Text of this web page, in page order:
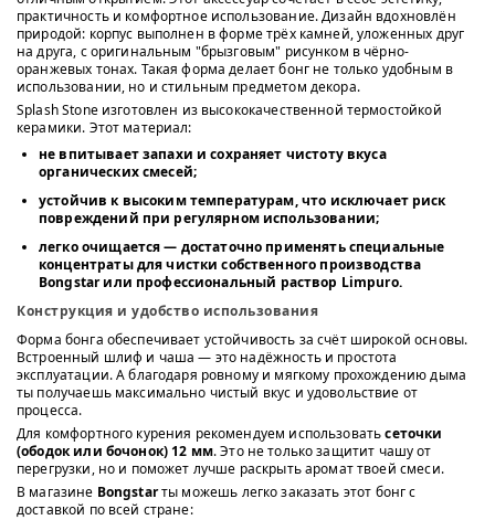
практичность и комфортное использование. Дизайн вдохновлён
природой: корпус выполнен в форме трёх камней, уложенных друг
на друга, с оригинальным "брызговым" рисунком в чёрно-
оранжевых тонах. Такая форма делает бонг не только удобным в
использовании, но и стильным предметом декора.
Splash Stone изготовлен из высококачественной термостойкой
керамики. Этот материал:
не впитывает запахи и сохраняет чистоту вкуса
органических смесей;
устойчив к высоким температурам, что исключает риск
повреждений при регулярном использовании;
легко очищается — достаточно применять специальные
концентраты для чистки собственного производства
Bongstarили профессиональный раствор Limpuro.
Конструкция и удобство использования
Форма бонга обеспечивает устойчивость за счёт широкой основы.
Встроенный шлиф и чаша — это надёжность и простота
эксплуатации. А благодаря ровному и мягкому прохождению дыма
ты получаешь максимально чистый вкус и удовольствие от
процесса.
Для комфортного курения рекомендуем использоватьсеточки
(ободок или бочонок) 12 мм. Это не только защитит чашу от
перегрузки, но и поможет лучше раскрыть аромат твоей смеси.
В магазине Bongstarты можешь легко заказать этот бонг с
доставкой по всей стране: